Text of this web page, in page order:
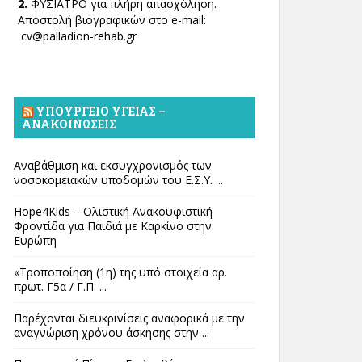
2. ΦΥΣΙΑΤΡΟ για πλήρη απασχόληση.
Αποστολή βιογραφικών στο e-mail:
cv@palladion-rehab.gr
ΥΠΟΥΡΓΕΊΟ ΥΓΕΊΑΣ –
ΑΝΑΚΟΙΝΏΣΕΙΣ
Αναβάθμιση και εκσυγχρονισμός των
νοσοκομειακών υποδομών του Ε.Σ.Υ. ...
Hope4Kids – Ολιστική Ανακουφιστική
Φροντίδα για Παιδιά με Καρκίνο στην
Ευρώπη
«Τροποποίηση (1η) της υπό στοιχεία αρ.
πρωτ. Γ5α / Γ.Π. ...
Παρέχονται διευκρινίσεις αναφορικά με την
αναγνώριση χρόνου άσκησης στην ...